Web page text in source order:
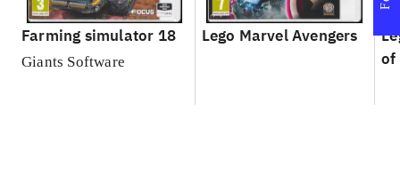
Farming simulator 18
Giants Software
Lego Marvel Avengers
of